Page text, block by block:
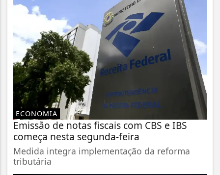
ECONOMIA
Emissão de notas fiscais com CBS e IBS
começa nesta segunda-feira
Medida integra implementação da reforma
tributária